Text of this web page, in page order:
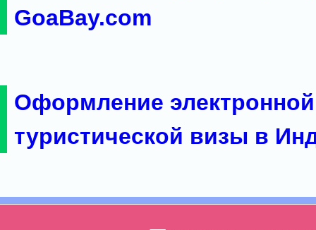
GoaBay.com
Оформление электронной
туристической визы в